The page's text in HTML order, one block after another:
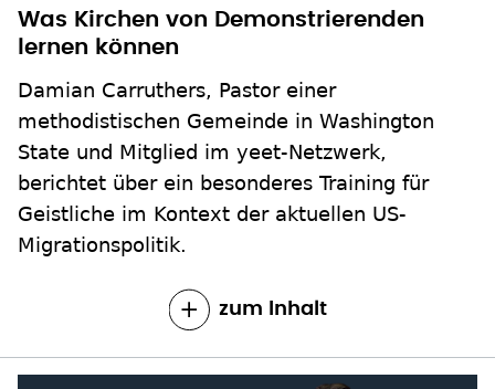
Was Kirchen von Demonstrierenden
lernen können
Damian Carruthers, Pastor einer
methodistischen Gemeinde in Washington
State und Mitglied im yeet-Netzwerk,
berichtet über ein besonderes Training für
Geistliche im Kontext der aktuellen US-
Migrationspolitik.
zum Inhalt